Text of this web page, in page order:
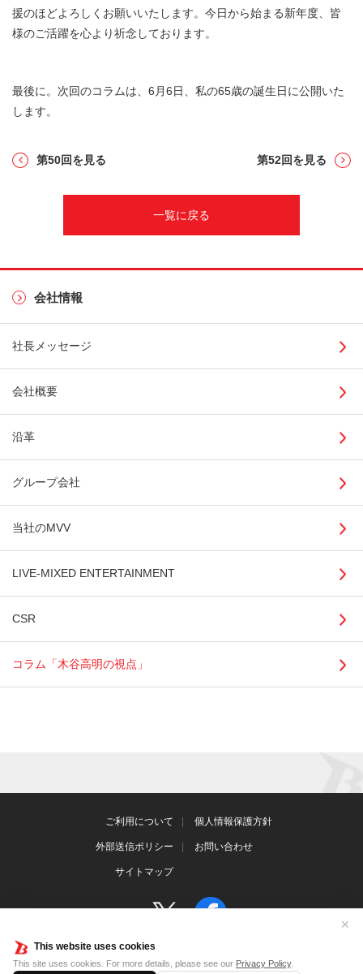
This website uses cookies
This site uses cookies. For more details, please see our Privacy Policy.
✕
援のほどよろしくお願いいたします。今日から始まる新年度、皆
様のご活躍を心より祈念しております。
最後に。次回のコラムは、6月6日、私の65歳の誕生日に公開いた
します。
第50回を見る
一覧に戻る
第52回を見る
会社情報
社長メッセージ
会社概要
沿革
グループ会社
当社のMVV
LIVE-MIXED ENTERTAINMENT
CSR
コラム「木谷高明の視点」
ご利用について 個人情報保護方針
外部送信ポリシー お問い合わせ
サイトマップ